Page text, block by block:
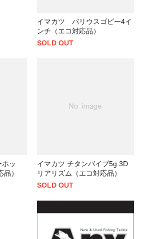
イマカツ バリウスゴビー4イ
ンチ（エコ対応品）
SOLD OUT
ッ
）
イマカツ チタンバイブ5g 3D
リアリズム（エコ対応品）
SOLD OUT